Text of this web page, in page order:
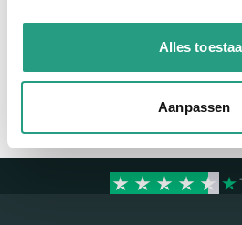
Alles
Aanpassen
We zijn beschikbaar van ma t/m vr